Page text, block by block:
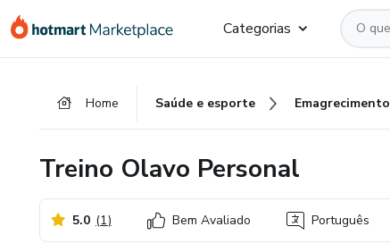
para
para
para
Categorias
Home Saúde e esporte Emagrecimento
Treino Olavo Personal
5.0 (1) Bem Avaliado Português